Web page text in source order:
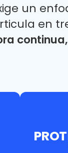
un
en
continua,